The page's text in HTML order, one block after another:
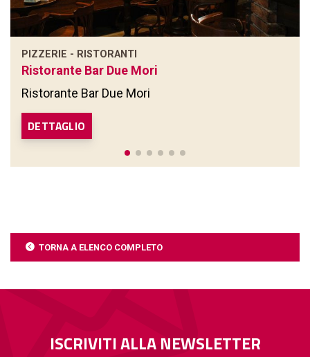
PIZZERIE - RISTORANTI
Ristorante Bar Due Mori
Ristorante Bar Due Mori
DETTAGLIO
TORNA A ELENCO COMPLETO
ISCRIVITI ALLA NEWSLETTER